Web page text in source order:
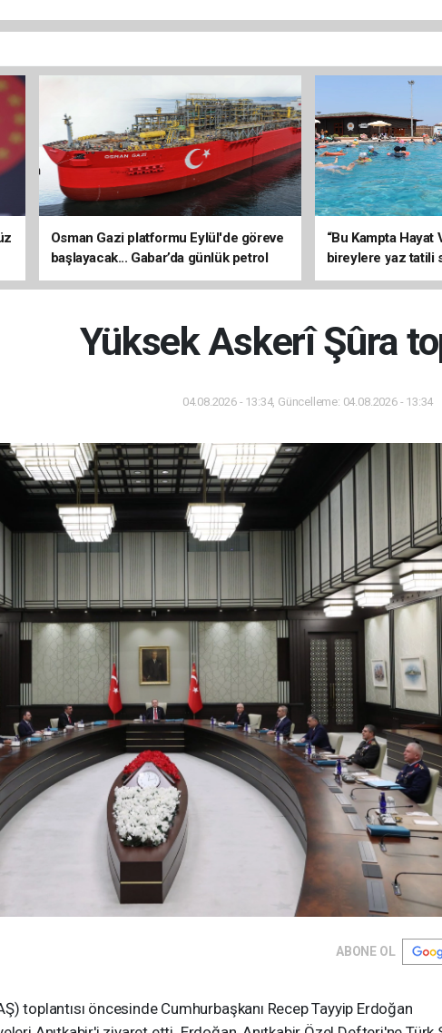
Osman Gazi platformu Eylül'de göreve
başlayacak... Gabar’da günlük petrol
üretimi 83 bin 200 varile ulaştı
“Bu Kampta
bireylere yaz tatili
Yüksek Askerî Şûra
04.08.2026 - 13:34, Güncelleme: 04.08.2026 - 13:34
ABONE OL
toplantısı öncesinde Cumhurbaşkanı Recep Tayyip Erdoğan